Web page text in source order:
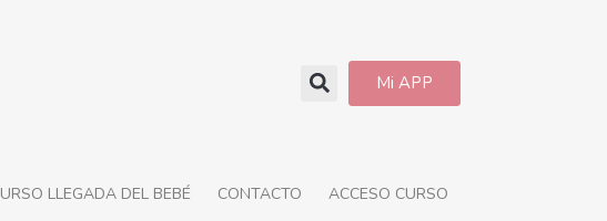
Mi APP
LLEGADA DEL BEBÉ CONTACTO ACCESO CURSO